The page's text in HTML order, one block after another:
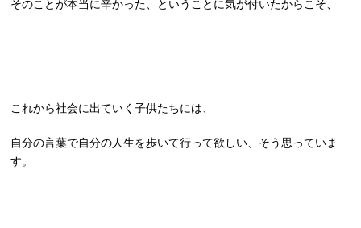
そのことが本当に辛かった、ということに気が付いたからこそ、
これから社会に出ていく子供たちには、
自分の言葉で自分の人生を歩いて行って欲しい、そう思っていま
す。